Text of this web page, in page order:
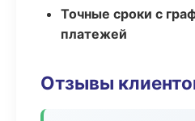
Точные сроки с
платежей
Отзывы